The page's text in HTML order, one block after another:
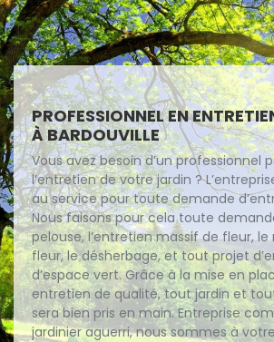
PROFESSIONNEL EN
À BARDOUVILLE
Vous avez besoin d’un professionnel
l’entretien de votre jardin ?
au service pour toute demande
Nous faisons pour cela toute
pelouse, l’entretien massif de fleur,
fleur, le désherbage, et tout projet
d’espace vert. Grâce à la mise en
entretien de qualité, tout jardin et
sera bien pris en main. Entreprise
jardinier aguerri, nous sommes à